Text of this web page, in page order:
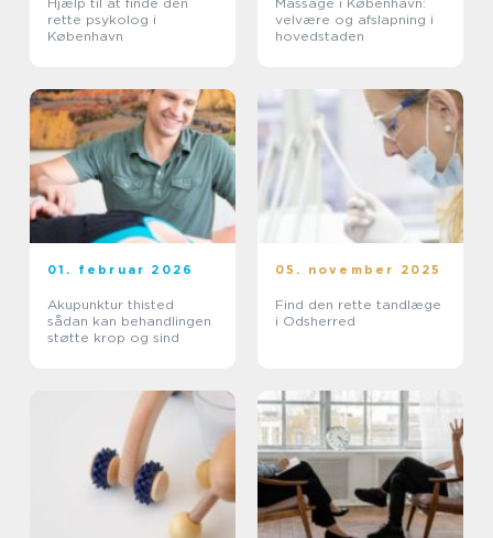
rette psykolog i
København
velvære og afslapning i
hovedstaden
01. februar 2026
Akupunktur thisted
sådan kan behandlingen
støtte krop og sind
05. november 2025
Find den rette tandlæge
i Odsherred